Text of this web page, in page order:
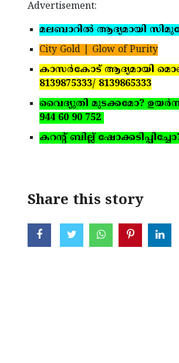
Advertisement:
മലബാറില്‍ ആദ്യമായി
City Gold | Glow of Purity
കാസര്‍കോട് ആദ്യമായി
8139875333/ 8139865333
വൈദ്യുതി മുടക്കമോ?
944 60 90 752
കറന്റ് ബില്ല്
Share this story